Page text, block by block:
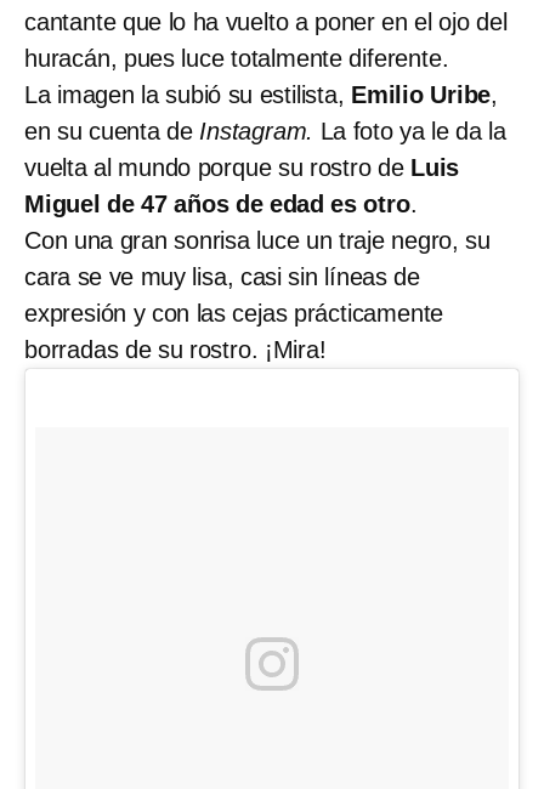
cantante que lo ha vuelto a poner en el ojo del
huracán, pues luce totalmente diferente.
La imagen la subió su estilista, Emilio Uribe,
en su cuenta deInstagram. La foto ya le da la
vuelta al mundo porque su rostro de Luis
Miguel de 47 años de edad es otro.
Con una gran sonrisa luce un traje negro, su
cara se ve muy lisa, casi sin líneas de
expresión y con las cejas prácticamente
borradas de su rostro. ¡Mira!